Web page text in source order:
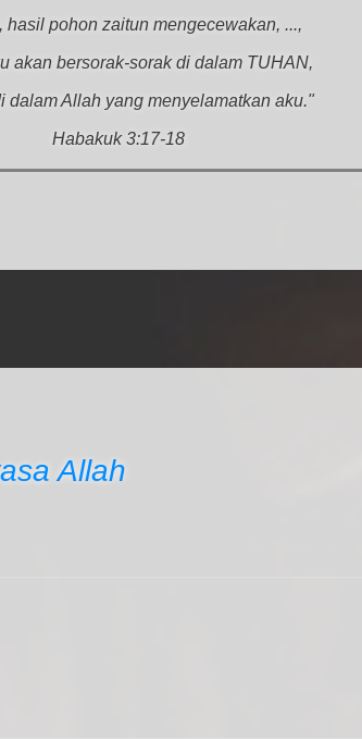
hasil pohon zaitun mengecewakan, ...,
akan bersorak-sorak di dalam TUHAN,
dalam Allah yang menyelamatkan aku."
Habakuk 3:17-18
Allah